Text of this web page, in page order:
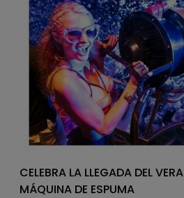
CELEBRA LA LLEGADA DEL
MÁQUINA DE ESPUMA